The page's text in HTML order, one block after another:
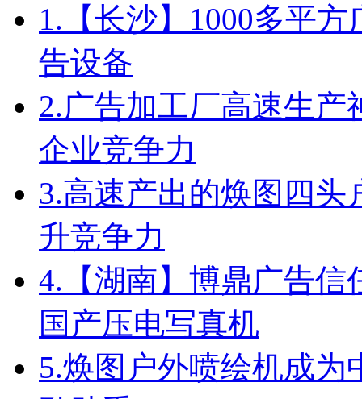
1. 【长沙】1000多平
告设备
2.广告加工厂高速生产
企业竞争力
3.高速产出的焕图四头
升竞争力
4. 【湖南】博鼎广告
国产压电写真机
5.焕图户外喷绘机成为